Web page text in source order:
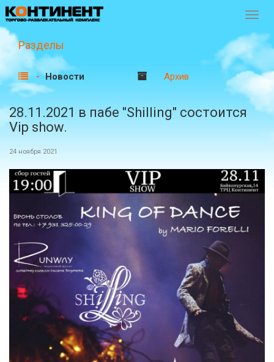
Разделы
Новости Архив
28.11.2021 в пабе "Shilling" состоится
Vip show.
24 ноября 2021